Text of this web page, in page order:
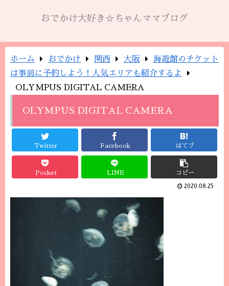
おでかけ大好き☆ちゃんママブログ
ホーム おでかけ 関西 大阪
海遊館のチケット
は事前に予約しよう！人気エリアも紹介するよ
OLYMPUS DIGITAL CAMERA
OLYMPUS DIGITAL CAMERA
Twitter Facebook はてブ
Pocket LINE コピー
2020.08.25